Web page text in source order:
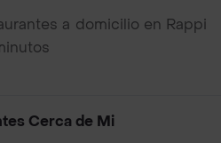
a domicilio en Rappi
Cerca de Mi